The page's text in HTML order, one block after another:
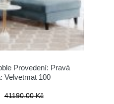
Provedení: Pravá
Velvetmat 100
41190.00 Kč